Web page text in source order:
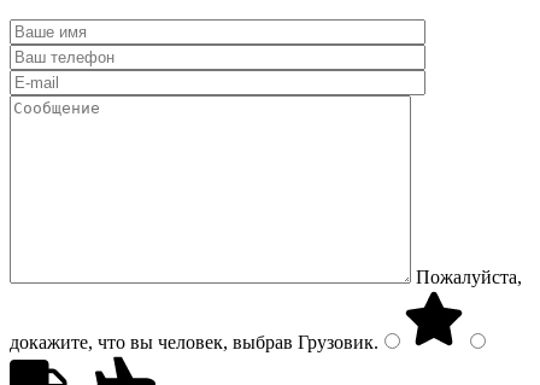
Пожалуйста,
докажите, что вы человек, выбрав Грузовик.